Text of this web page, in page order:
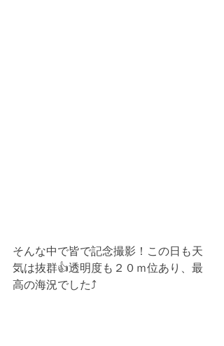
そんな中で皆で記念撮影！この日も天
気は抜群👍透明度も２０ｍ位あり、最
高の海況でした⤴